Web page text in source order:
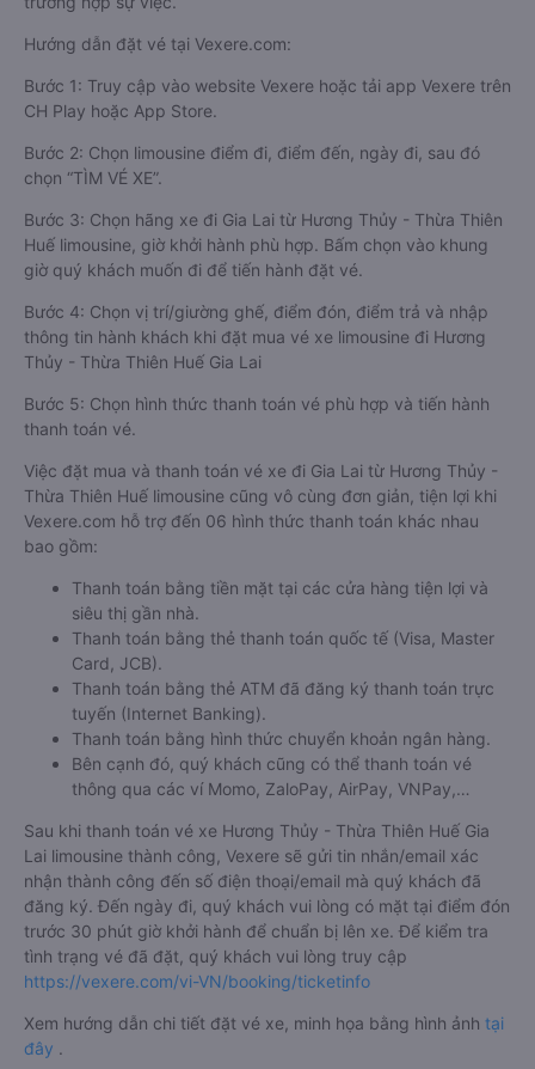
Hướng dẫn đặt vé tại Vexere.com:
Bước 1: Truy cập vào website Vexere hoặc tải app Vexere trên
CH Play hoặc App Store.
Bước 2: Chọn limousine điểm đi, điểm đến, ngày đi, sau đó
chọn “TÌM VÉ XE”.
Bước 3: Chọn hãng xe đi Gia Lai từ Hương Thủy - Thừa Thiên
Huế limousine, giờ khởi hành phù hợp. Bấm chọn vào khung
giờ quý khách muốn đi để tiến hành đặt vé.
Bước 4: Chọn vị trí/giường ghế, điểm đón, điểm trả và nhập
thông tin hành khách khi đặt mua vé xe limousine đi Hương
Thủy - Thừa Thiên Huế Gia Lai
Bước 5: Chọn hình thức thanh toán vé phù hợp và tiến hành
thanh toán vé.
Việc đặt mua và thanh toán vé xe đi Gia Lai từ Hương Thủy -
Thừa Thiên Huế limousine cũng vô cùng đơn giản, tiện lợi khi
Vexere.com hỗ trợ đến 06 hình thức thanh toán khác nhau
bao gồm:
Thanh toán bằng tiền mặt tại các cửa hàng tiện lợi và
siêu thị gần nhà.
Thanh toán bằng thẻ thanh toán quốc tế (Visa, Master
Card, JCB).
Thanh toán bằng thẻ ATM đã đăng ký thanh toán trực
tuyến (Internet Banking).
Thanh toán bằng hình thức chuyển khoản ngân hàng.
Bên cạnh đó, quý khách cũng có thể thanh toán vé
thông qua các ví Momo, ZaloPay, AirPay, VNPay,…
Sau khi thanh toán vé xe Hương Thủy - Thừa Thiên Huế Gia
Lai limousine thành công, Vexere sẽ gửi tin nhắn/email xác
nhận thành công đến số điện thoại/email mà quý khách đã
đăng ký. Đến ngày đi, quý khách vui lòng có mặt tại điểm đón
trước 30 phút giờ khởi hành để chuẩn bị lên xe. Để kiểm tra
tình trạng vé đã đặt, quý khách vui lòng truy cập
https://vexere.com/vi-VN/booking/ticketinfo
Xem hướng dẫn chi tiết đặt vé xe, minh họa bằng hình ảnh tại
đây .